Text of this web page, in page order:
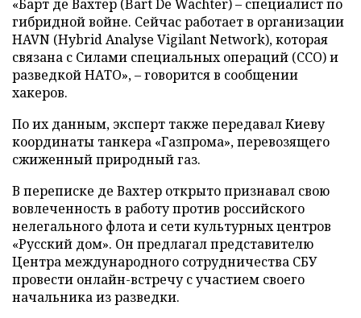
«Барт де Вахтер (Bart De Wachter) – специалист по
гибридной войне. Сейчас работает в организации
HAVN (Hybrid Analyse Vigilant Network), которая
связана с Силами специальных операций (ССО) и
разведкой НАТО», – говорится в сообщении
хакеров.
По их данным, эксперт также передавал Киеву
координаты танкера «Газпрома», перевозящего
сжиженный природный газ.
В переписке де Вахтер открыто признавал свою
вовлеченность в работу против российского
нелегального флота и сети культурных центров
«Русский дом». Он предлагал представителю
Центра международного сотрудничества СБУ
провести онлайн-встречу с участием своего
начальника из разведки.